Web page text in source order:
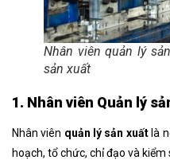
Nhân viên quản lý
sản xuất
1. Nhân viên Quản lý
Nhân viên quản lý sản xuấtlà
hoạch, tổ chức, chỉ đạo và